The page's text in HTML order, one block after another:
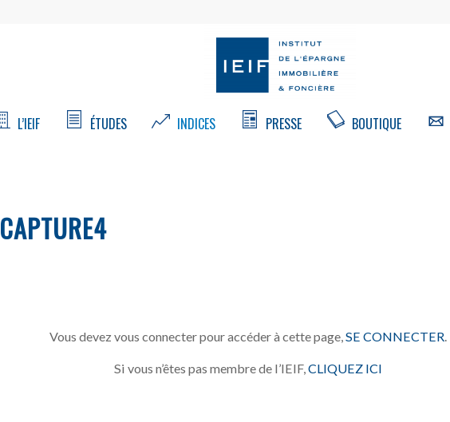
L’IEIF ÉTUDES INDICES PRESSE BOUTIQUE
CAPTURE4
Vous devez vous connecter pour accéder à cette page, SE CONNECTER
Si vous n’êtes pas membre de l’IEIF,CLIQUEZ ICI